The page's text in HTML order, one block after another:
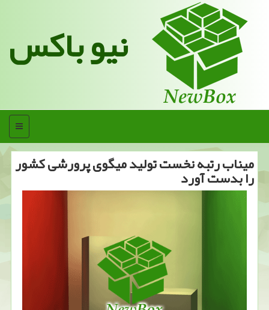
نیو باکس
منو
میناب رتبه نخست تولید میگوی پرورشی كشور
را بدست آورد